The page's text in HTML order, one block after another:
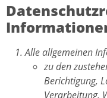
Alle allgemeinen
zu den
Berichtigung,
Verarbeitung,